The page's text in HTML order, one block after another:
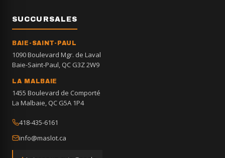
SUCCURSALES
BAIE-SAINT-PAUL
1090 Boulevard Mgr. de Laval
Baie-Saint-Paul, QC G3Z 2W9
LA MALBAIE
1455 Boulevard de Comporté
La Malbaie, QC G5A 1P4
418-435-6161
info@maslot.ca